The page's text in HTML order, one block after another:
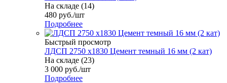
На складе (14)
480 руб./шт
Подробнее
Быстрый просмотр
ЛДСП 2750 х1830 Цемент темный 16 мм (2 кат)
На складе (23)
3 000 руб./шт
Подробнее